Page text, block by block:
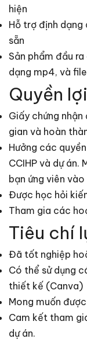
hiện
Hỗ trợ định
sẵn
Sản phẩm đầu
dạng mp4, và
Quyền lợi
Giấy chứng
gian và hoàn
Hưởng các
CCIHP và dự
bạn ứng viên
Được học hỏi
Tham gia các
Tiêu chí
Đã tốt nghiệp
Có thể sử dụng
thiết kế (Canva)
Mong muốn
Cam kết tham
dự án.